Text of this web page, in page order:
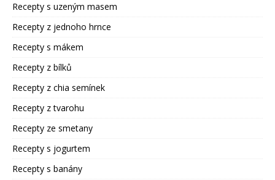
Recepty s uzeným masem
Recepty z jednoho hrnce
Recepty s mákem
Recepty z bílků
Recepty z chia semínek
Recepty z tvarohu
Recepty ze smetany
Recepty s jogurtem
Recepty s banány